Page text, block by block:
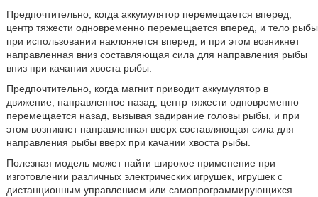
Предпочтительно, когда аккумулятор перемещается вперед,
центр тяжести одновременно перемещается вперед, и тело рыбы
при использовании наклоняется вперед, и при этом возникнет
направленная вниз составляющая сила для направления рыбы
вниз при качании хвоста рыбы.
Предпочтительно, когда магнит приводит аккумулятор в
движение, направленное назад, центр тяжести одновременно
перемещается назад, вызывая задирание головы рыбы, и при
этом возникнет направленная вверх составляющая сила для
направления рыбы вверх при качании хвоста рыбы.
Полезная модель может найти широкое применение при
изготовлении различных электрических игрушек, игрушек с
дистанционным управлением или самопрограммирующихся